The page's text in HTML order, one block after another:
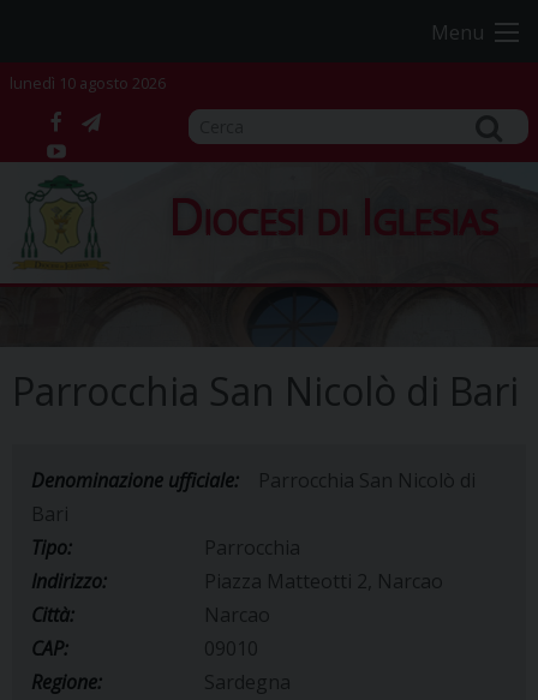
content
Menu
lunedì 10 agosto 2026
facebook
telegram
YouTube
Diocesi di Iglesias
Parrocchia San Nicolò di Bari
Denominazione ufficiale:
Parrocchia San Nicolò di
Bari
Tipo:
Parrocchia
Indirizzo:
Piazza Matteotti 2, Narcao
Città:
Narcao
CAP:
09010
Regione:
Sardegna